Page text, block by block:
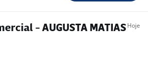
- AUGUSTA MATIASHoje